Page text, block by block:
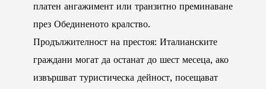
платен ангажимент или транзитно преминаване
през Обединеното кралство.
Продължителност на престоя: Италианските
граждани могат да останат до шест месеца, ако
извършват туристическа дейност, посещават